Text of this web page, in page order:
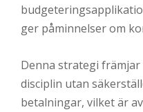
ger påminnelser om
Denna strategi
disciplin utan
betalningar, vilket är